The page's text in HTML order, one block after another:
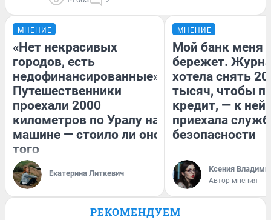
МНЕНИЕ
«Нет некрасивых
городов, есть
недофинансированные».
Путешественники
проехали 2000
километров по Уралу на
машине — стоило ли оно
того
Екатерина Литкевич
МНЕНИЕ
Мой банк меня
бережет.
хотела снять
тысяч, чтобы
кредит, — к
приехала
безопасности
Ксения
Автор мнения
РЕКОМЕНДУЕМ